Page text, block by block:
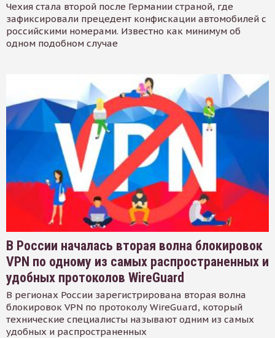
Чехия стала второй после Германии страной, где
зафиксировали прецедент конфискации автомобилей с
российскими номерами. Известно как минимум об
одном подобном случае
В России началась вторая волна блокировок
VPN по одному из самых распространенных и
удобных протоколов WireGuard
В регионах России зарегистрирована вторая волна
блокировок VPN по протоколу WireGuard, который
технические специалисты называют одним из самых
удобных и распространенных